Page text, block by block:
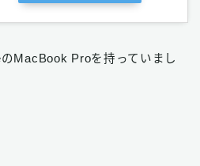
MacBook Proを持っていまし